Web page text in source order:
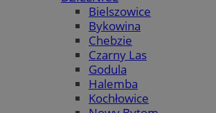
Bielszowice
Bykowina
Chebzie
Czarny Las
Godula
Halemba
Kochłowice